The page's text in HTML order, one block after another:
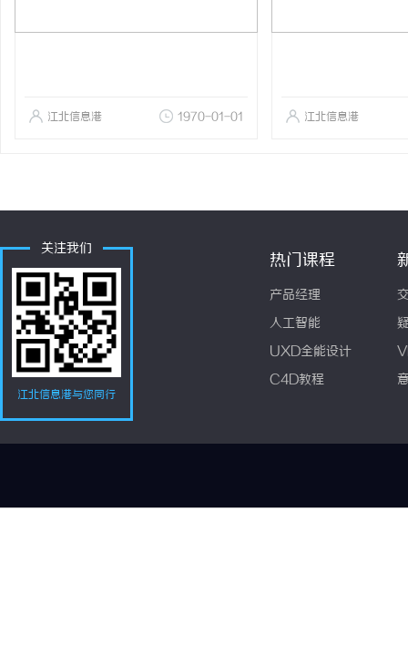
江北信息港 1970-01-01 江北信息港
关注我们
江北信息港与您同行
热门课程
产品经理
人工智能
UXD全能设计
C4D教程